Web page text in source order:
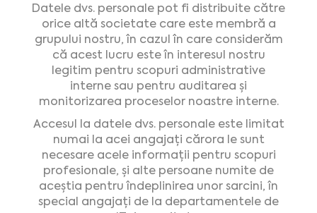
Datele dvs. personale pot fi distribuite către
orice altă societate care este membră a
grupului nostru, în cazul în care considerăm
că acest lucru este în interesul nostru
legitim pentru scopuri administrative
interne sau pentru auditarea și
monitorizarea proceselor noastre interne.
Accesul la datele dvs. personale este limitat
numai la acei angajați cărora le sunt
necesare acele informații pentru scopuri
profesionale, și alte persoane numite de
aceștia pentru îndeplinirea unor sarcini, în
special angajați de la departamentele de